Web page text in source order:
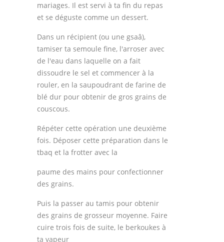
mariages. Il est servi à ta fin du repas
et se déguste comme un dessert.
Dans un récipient (ou une gsaâ),
tamiser ta semoule fine, l'arroser avec
de l'eau dans laquelle on a fait
dissoudre le sel et commencer à la
rouler, en la saupoudrant de farine de
blé dur pour obtenir de gros grains de
couscous.
Répéter cette opération une deuxième
fois. Déposer cette préparation dans le
tbaq et la frotter avec la
paume des mains pour confectionner
des grains.
Puis la passer au tamis pour obtenir
des grains de grosseur moyenne. Faire
cuire trois fois de suite, le berkoukes à
ta vapeur